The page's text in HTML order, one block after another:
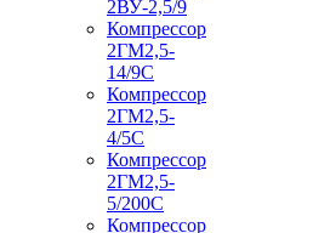
2ВУ-2,5/9
Компрессор
2ГМ2,5-
14/9С
Компрессор
2ГМ2,5-
4/5С
Компрессор
2ГМ2,5-
5/200С
Компрессор